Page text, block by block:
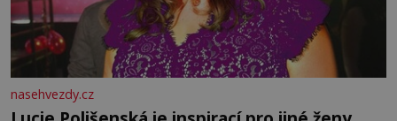
nasehvezdy.cz